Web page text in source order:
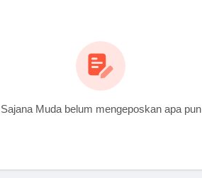
Sajana Muda belum mengeposkan apa pun